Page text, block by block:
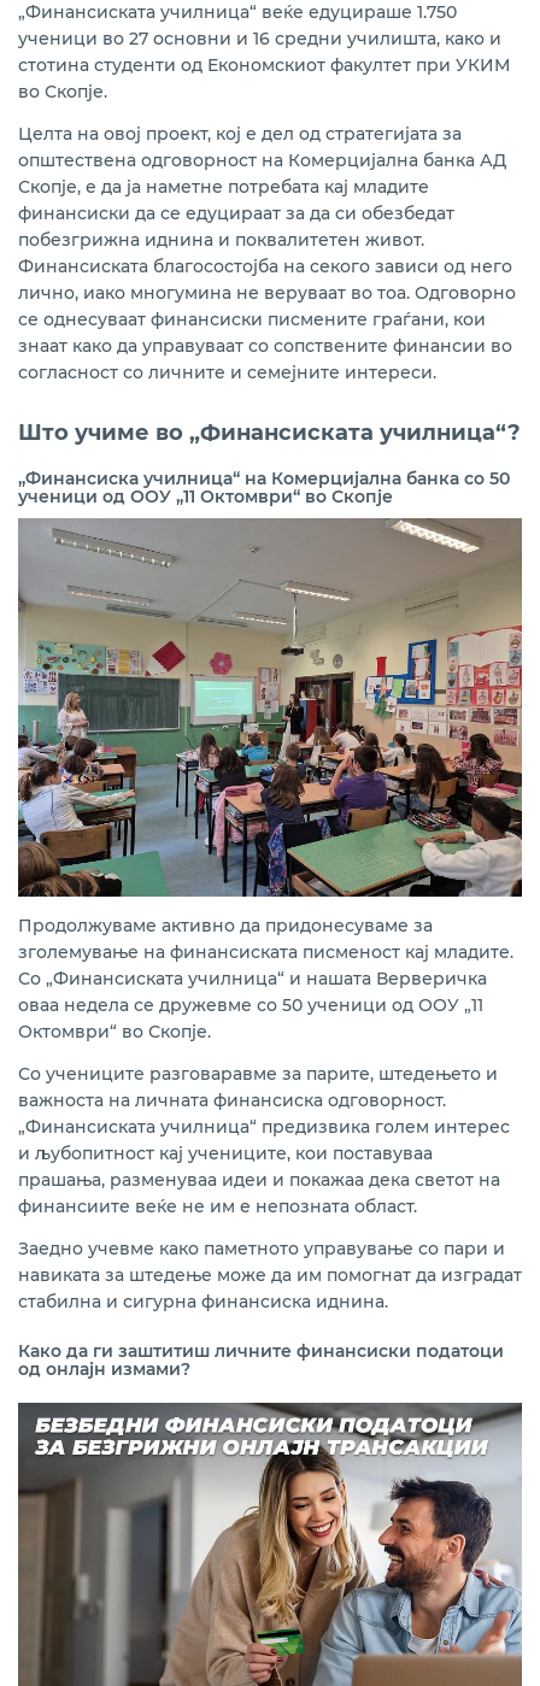
„Финансиската училница“ веќе едуцираше 1.750
ученици во 27 основни и 16 средни училишта, како и
стотина студенти од Економскиот факултет при УКИМ
во Скопје.
Целта на овој проект, кој е дел од стратегијата за
општествена одговорност на Комерцијална банка АД
Скопје, е да ја наметне потребата кај младите
финансиски да се едуцираат за да си обезбедат
побезгрижна иднина и поквалитетен живот.
Финансиската благосостојба на секого зависи од него
лично, иако многумина не веруваат во тоа. Одговорно
се однесуваат финансиски писмените граѓани, кои
знаат како да управуваат со сопствените финансии во
согласност со личните и семејните интереси.
Што учиме во „Финансиската училница“?
„Финансиска училница“ на Комерцијална банка со 50
ученици од ООУ „11 Октомври“ во Скопје
Продолжуваме активно да придонесуваме за
зголемување на финансиската писменост кај младите.
Со „Финансиската училница“ и нашата Верверичка
оваа недела се дружевме со 50 ученици од ООУ „11
Октомври“ во Скопје.
Со учениците разговаравме за парите, штедењето и
важноста на личната финансиска одговорност.
„Финансиската училница“ предизвика голем интерес
и љубопитност кај учениците, кои поставуваа
прашања, разменуваа идеи и покажаа дека светот на
финансиите веќе не им е непозната област.
Заедно учевме како паметното управување со пари и
навиката за штедење може да им помогнат да изградат
стабилна и сигурна финансиска иднина.
Како да ги заштитиш личните финансиски податоци
од онлајн измами?